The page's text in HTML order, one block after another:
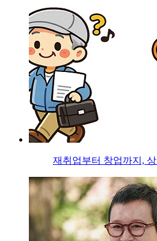
재취업부터 창업까지,